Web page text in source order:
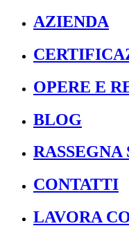
AZIENDA
OPERE E
BLOG
RASSEGNA
CONTATTI
LAVORA